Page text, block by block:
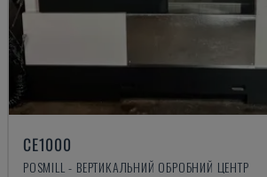
CE1000
POSMILL - ВЕРТИКАЛЬНИЙ ОБРОБНИЙ ЦЕНТР